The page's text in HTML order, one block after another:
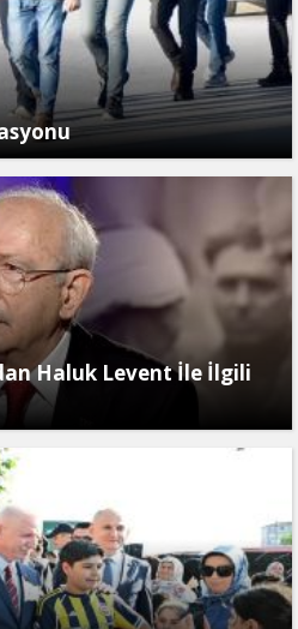
Haluk Levent İle İlgili